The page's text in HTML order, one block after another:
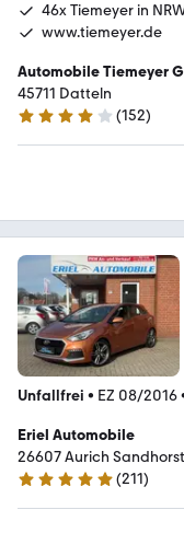
46x Tiemeyer in
www.tiemeyer.de
Automobile Tiemeyer
45711 Datteln
3.8 Sterne
(152)
Unfallfrei • EZ 08/2016
Eriel Automobile
26607 Aurich Sandhorst
5 Sterne
(211)